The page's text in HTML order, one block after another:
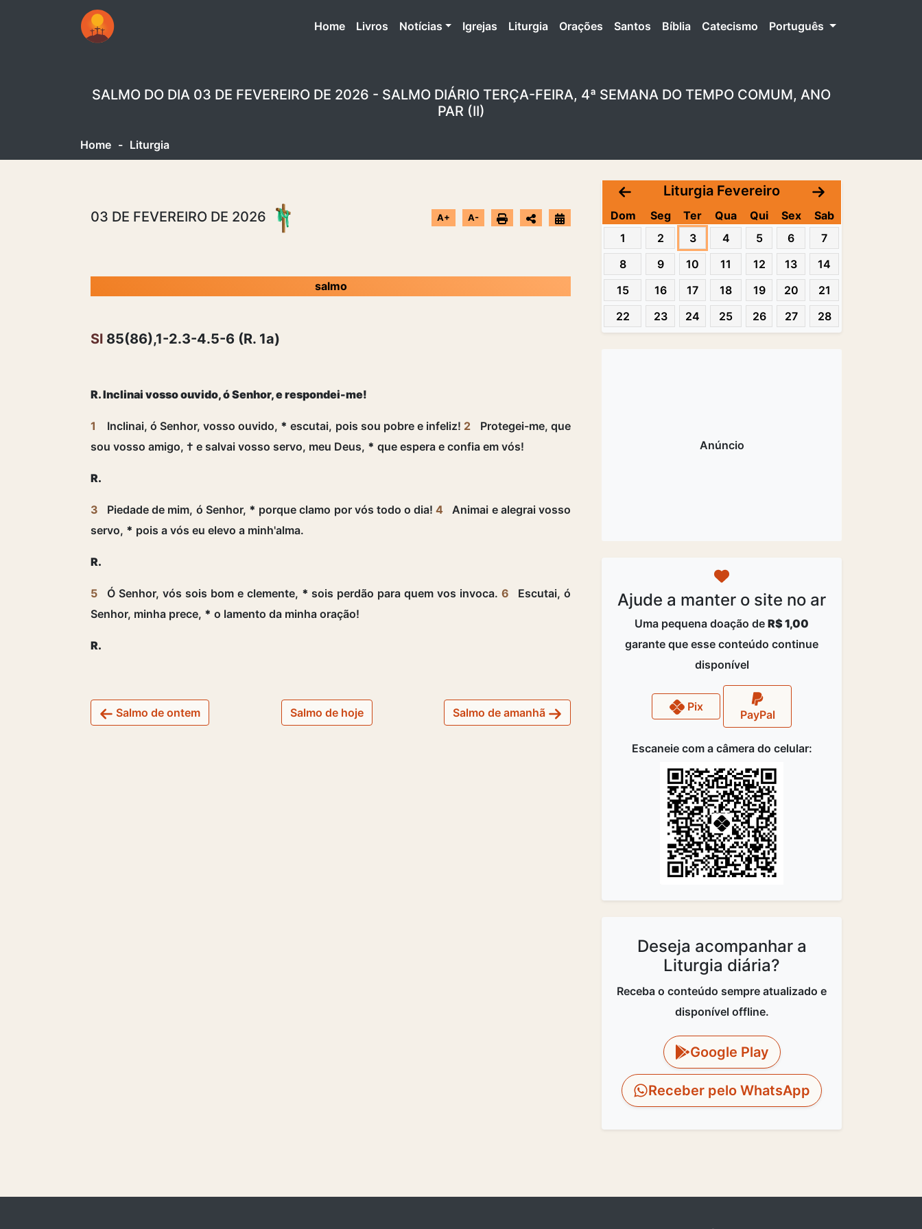
Home(atual)
Livros Notícias Igrejas Liturgia Orações Santos Bíblia Catecismo Português
SALMO DO DIA 03 DE FEVEREIRO DE 2026 - SALMO DIÁRIO TERÇA-FEIRA, 4ª SEMANA DO TEMPO COMUM, ANO
PAR (II)
Home - Liturgia
03 DE FEVEREIRO DE 2026 A+ A-
salmo
Sl 85(86),1-2.3-4.5-6 (R. 1a)
R. Inclinai vosso ouvido, ó Senhor, e respondei-me!
1 Inclinai, ó Senhor, vosso ouvido, * escutai, pois sou pobre e infeliz! 2
Protegei-me, que
sou vosso amigo, † e salvai vosso servo, meu Deus, * que espera e confia em vós!
R.
3 Piedade de mim, ó Senhor, * porque clamo por vós todo o dia!4
Animai e alegrai vosso
servo, * pois a vós eu elevo a minh'alma.
R.
5 Ó Senhor, vós sois bom e clemente, * sois perdão para quem vos invoca.6
Escutai, ó
Senhor, minha prece, * o lamento da minha oração!
R.
Salmo de ontem Salmo de hoje Salmo de amanhã
Liturgia Fevereiro
Dom Seg Ter Qua Qui Sex
Sab
1
2 3 4 5 6
7
8
9 10 11 12 13
14
15
16 17 18 19 20
21
22
23 24 25 26 27 28
Ajude a manter o site no ar
Uma pequena doação de R$ 1,00
garante que esse conteúdo continue
disponível
Pix
PayPal
Escaneie com a câmera do celular:
Deseja acompanhar a
Liturgia diária?
Receba o conteúdo sempre atualizado e
disponível offline.
Google Play
Receber pelo WhatsApp